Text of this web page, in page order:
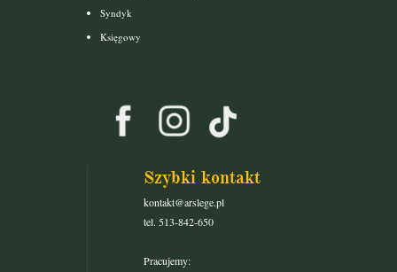
Syndyk
Księgowy
Szybki kontakt
kontakt@arslege.pl
tel. 513-842-650
Pracujemy: